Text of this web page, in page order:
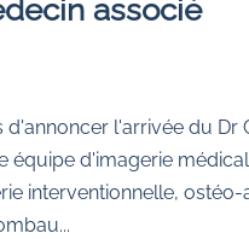
associé
d'annoncer l'arrivée du Dr
équiped'imagerie
interventionnelle,